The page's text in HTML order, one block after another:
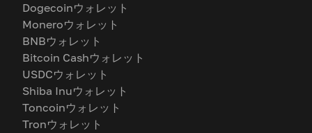
Dogecoinウォレット
Moneroウォレット
BNBウォレット
Bitcoin Cashウォレット
USDCウォレット
Shiba Inuウォレット
Toncoinウォレット
Tronウォレット